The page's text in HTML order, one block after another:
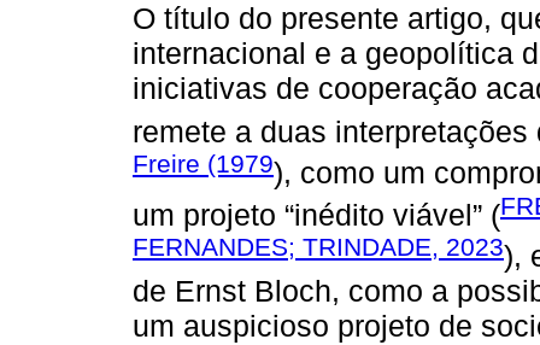
O título do presente artigo,
internacional e a geopolítica
iniciativas de cooperação
remete a duas interpretações
Freire (1979), como um
um projeto “inédito viável” (
FERNANDES; TRINDADE, 2023),
de Ernst Bloch, como a
um auspicioso projeto de